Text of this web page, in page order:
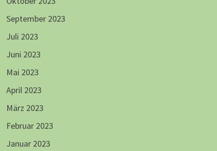
September 2023
Juli 2023
Juni 2023
Mai 2023
April 2023
März 2023
Februar 2023
Januar 2023